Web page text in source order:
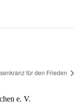
für den Frieden
e. V.